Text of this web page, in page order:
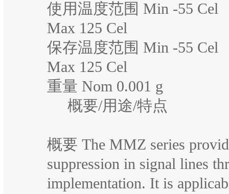
使用温度范围 Min -55 Cel
Max 125 Cel
保存温度范围 Min -55 Cel
Max 125 Cel
重量 Nom 0.001 g
概要/用途/特点
概要 The MMZ series
suppression in signal lines
implementation. It is